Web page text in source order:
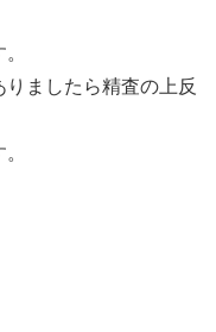
ましたら精査の上反